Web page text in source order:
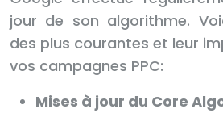
jour de son algorithme.
des plus courantes et leur
vos campagnes PPC:
Mises à jour du Core